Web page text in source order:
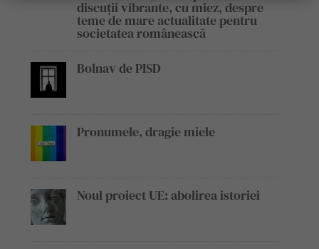
discuții vibrante, cu miez, despre
teme de mare actualitate pentru
societatea românească
Bolnav de PISD
Pronumele, dragie miele
Noul proiect UE: abolirea istoriei